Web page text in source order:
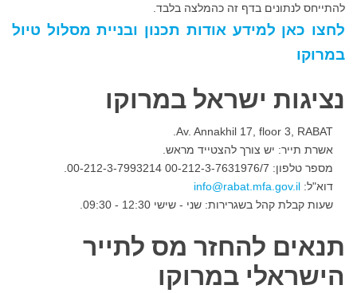
להתייחס לנתונים בדף זה כהמלצה בלבד.
לחצו כאן למידע אודות תכנון ובניית מסלול טיול
במרוקו
נציגות ישראל במרוקו
Av. Annakhil 17, floor 3, RABAT.
אשרת תייר: יש צורך להצטייד מראש.
מספר טלפון: 00-212-3-7631976/7 00-212-3-7993214
דוא"ל:
שעות קבלת קהל בשגרירות: שני - שישי 12:30 - 09:30.
תנאים להחזר מס לתייר
הישראלי במרוקו